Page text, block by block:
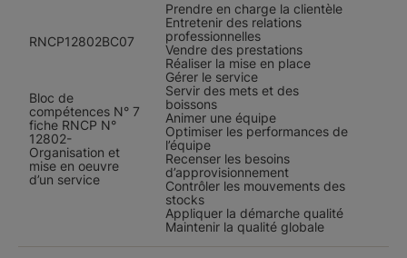
RNCP12802BC07
Bloc de
compétences N° 7
fiche RNCP N°
12802-
Organisation et
mise en oeuvre
d’un service
Prendre en charge la clientèle
Entretenir des relations
professionnelles
Vendre des prestations
Réaliser la mise en place
Gérer le service
Servir des mets et des
boissons
Animer une équipe
Optimiser les performances de
l’équipe
Recenser les besoins
d’approvisionnement
Contrôler les mouvements des
stocks
Appliquer la démarche qualité
Maintenir la qualité globale